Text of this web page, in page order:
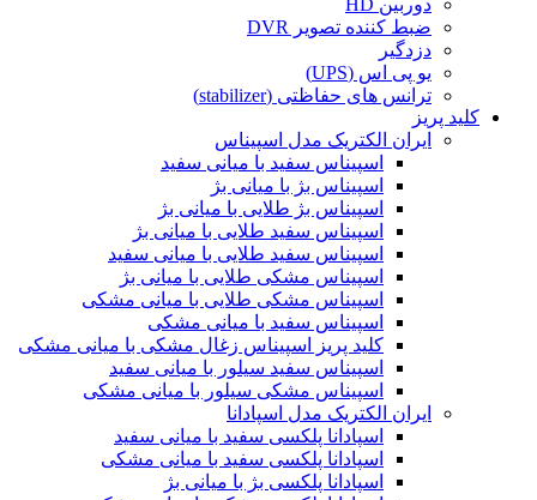
دوربین HD
ضبط کننده تصویر DVR
دزدگیر
یو پی اس (UPS)
ترانس های حفاظتی (stabilizer)
کلید پریز
ایران الکتریک مدل اسپیناس
اسپیناس سفید با میانی سفید
اسپیناس بژ با میانی بژ
اسپیناس بژ طلایی با میانی بژ
اسپیناس سفید طلایی با میانی بژ
اسپیناس سفید طلایی با میانی سفید
اسپیناس مشکی طلایی با میانی بژ
اسپیناس مشکی طلایی با میانی مشکی
اسپیناس سفید با میانی مشکی
کلید پریز اسپیناس زغال مشکی با میانی مشکی
اسپیناس سفید سیلور با میانی سفید
اسپیناس مشکی سیلور با میانی مشکی
ایران الکتریک مدل اسپادانا
اسپادانا پلکسی سفید با میانی سفید
اسپادانا پلکسی سفید با میانی مشکی
اسپادانا پلکسی بژ با میانی بژ